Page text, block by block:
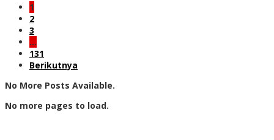
1
2
3
…
131
Berikutnya
No More Posts Available.
No more pages to load.